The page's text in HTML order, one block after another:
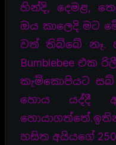
හින්දි, දෙමළ,
ඔය කාලෙදි මට
වත් තිබ්බේ නෑ.
Bumblebee
කැම්කොපියට
හොය යද්දී
හසිත අයියගේ